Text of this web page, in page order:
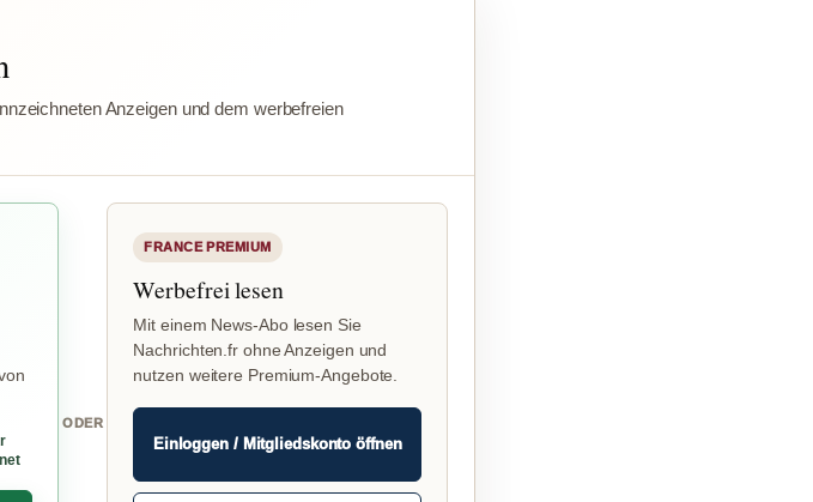
Anzeigen und dem werbefreien
ODER
FRANCE PREMIUM
Werbefrei lesen
Mit einem News-Abo lesen Sie
Nachrichten.fr ohne Anzeigen und
nutzen weitere Premium-Angebote.
Einloggen / Mitgliedskonto öffnen